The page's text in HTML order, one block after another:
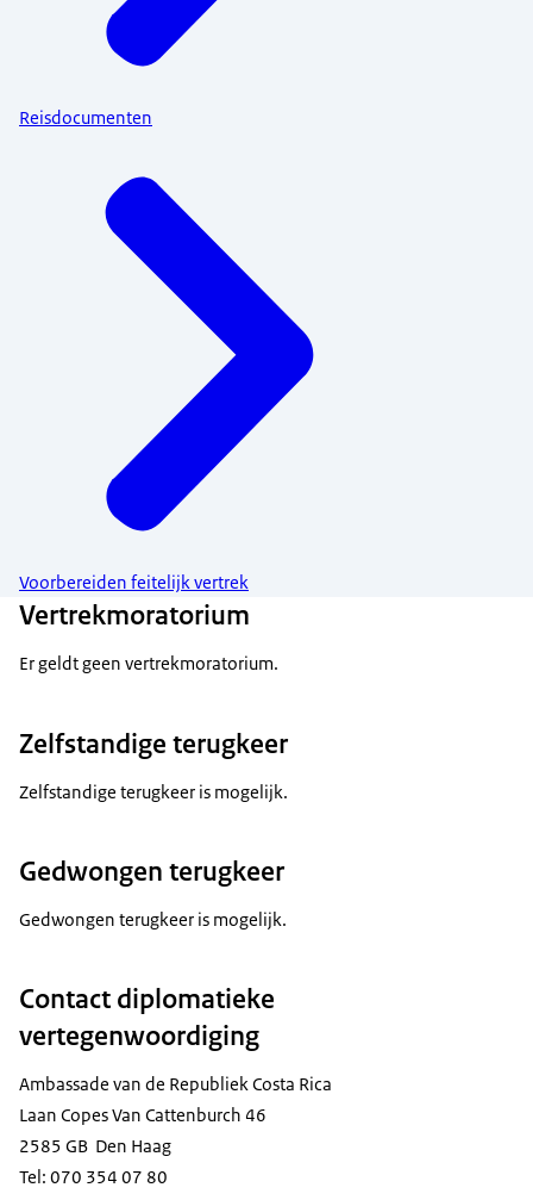
Reisdocumenten
Voorbereiden feitelijk vertrek
Vertrekmoratorium
Er geldt geen vertrekmoratorium.
Zelfstandige terugkeer
Zelfstandige terugkeer is mogelijk.
Gedwongen terugkeer
Gedwongen terugkeer is mogelijk.
Contact diplomatieke
vertegenwoordiging
Ambassade van de Republiek Costa Rica
Laan Copes Van Cattenburch 46
2585 GB Den Haag
Tel: 070 354 07 80